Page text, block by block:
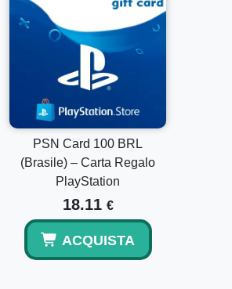
PSN Card 100 BRL
(Brasile) – Carta Regalo
PlayStation
18.11 €
ACQUISTA